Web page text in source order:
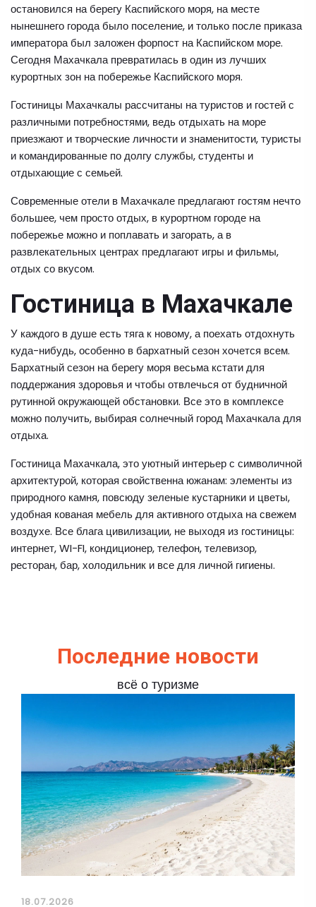
остановился на берегу Каспийского моря, на месте
нынешнего города было поселение, и только после приказа
императора был заложен форпост на Каспийском море.
Сегодня Махачкала превратилась в один из лучших
курортных зон на побережье Каспийского моря.
Гостиницы Махачкалы рассчитаны на туристов и гостей с
различными потребностями, ведь отдыхать на море
приезжают и творческие личности и знаменитости, туристы
и командированные по долгу службы, студенты и
отдыхающие с семьей.
Современные отели в Махачкале предлагают гостям нечто
большее, чем просто отдых, в курортном городе на
побережье можно и поплавать и загорать, а в
развлекательных центрах предлагают игры и фильмы,
отдых со вкусом.
Гостиница в Махачкале
У каждого в душе есть тяга к новому, а поехать отдохнуть
куда-нибудь, особенно в бархатный сезон хочется всем.
Бархатный сезон на берегу моря весьма кстати для
поддержания здоровья и чтобы отвлечься от будничной
рутинной окружающей обстановки. Все это в комплексе
можно получить, выбирая солнечный город Махачкала для
отдыха.
Гостиница Махачкала, это уютный интерьер с символичной
архитектурой, которая свойственна южанам: элементы из
природного камня, повсюду зеленые кустарники и цветы,
удобная кованая мебель для активного отдыха на свежем
воздухе. Все блага цивилизации, не выходя из гостиницы:
интернет, WI-FI, кондиционер, телефон, телевизор,
ресторан, бар, холодильник и все для личной гигиены.
Последние новости
всё о туризме
18.07.2026